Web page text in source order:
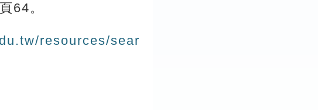
64。
resources/sear